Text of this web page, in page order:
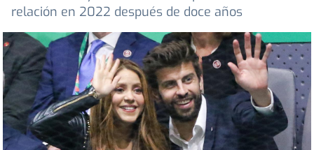
relación en 2022 después de doce años